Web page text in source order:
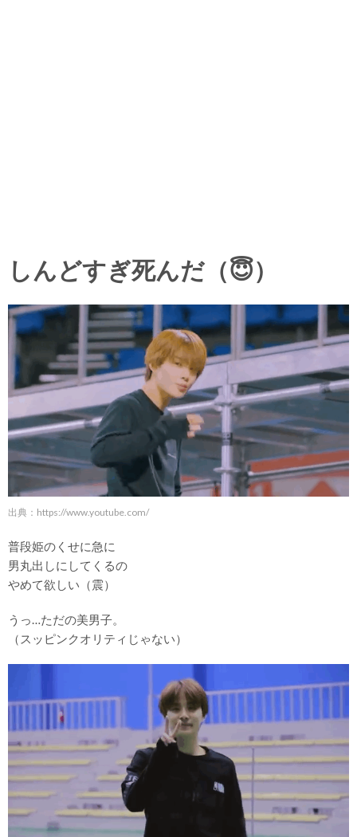
しんどすぎ死んだ（😇）
出典： https://www.youtube.com/
普段姫のくせに急に
男丸出しにしてくるの
やめて欲しい（震）
うっ…ただの美男子。
（スッピンクオリティじゃない）